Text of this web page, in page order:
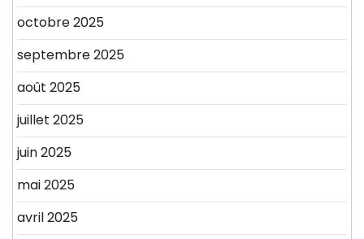
octobre 2025
septembre 2025
août 2025
juillet 2025
juin 2025
mai 2025
avril 2025